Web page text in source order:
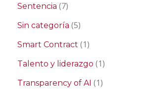
Sentencia (7)
Sin categoría (5)
Smart Contract (1)
Talento y liderazgo (1)
Transparency of AI (1)